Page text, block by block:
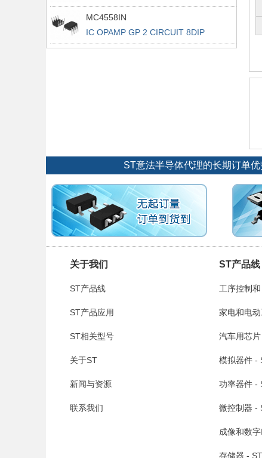
MC4558IN
IC OPAMP GP 2 CIRCUIT 8DIP
ST意法半导体代理的长期订单
关于我们
ST产品线
ST产品应用
ST相关型号
关于ST
新闻与资源
联系我们
ST产品线
工序控制
家电和电
汽车用芯
模拟器件 -
功率器件 -
微控制器 -
成像和数
存储器 -